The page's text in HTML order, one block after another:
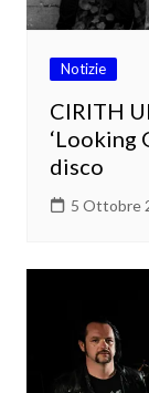
Notizie
CIRITH
‘Looking
disco
5 Ottobre